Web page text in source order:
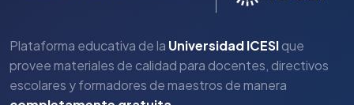
Plataforma educativa de la Universidad ICESIque
provee materiales de calidad para docentes, directivos
escolares y formadores de maestros de manera